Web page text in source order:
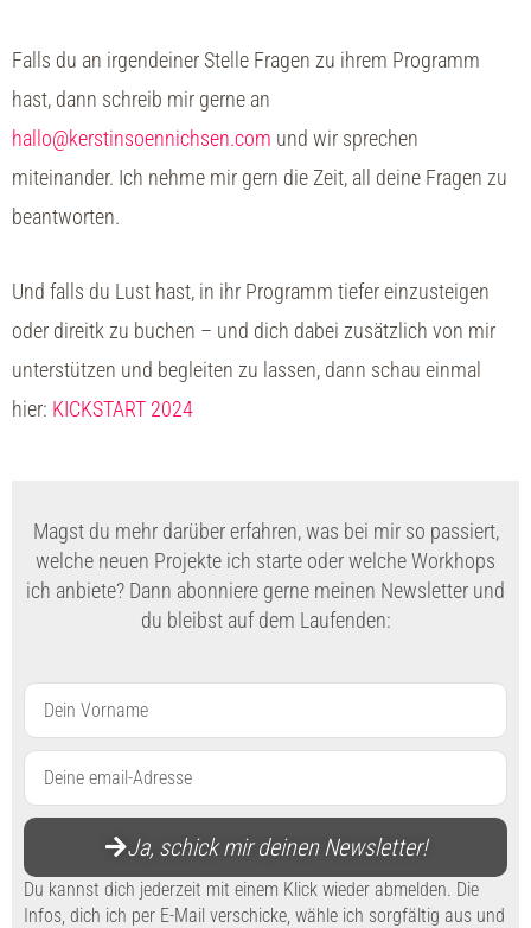
Falls du an irgendeiner Stelle Fragen zu ihrem Programm
hast, dann schreib mir gerne an
hallo@kerstinsoennichsen.com und wir sprechen
miteinander. Ich nehme mir gern die Zeit, all deine Fragen zu
beantworten.
Und falls du Lust hast, in ihr Programm tiefer einzusteigen
oder direitk zu buchen – und dich dabei zusätzlich von mir
unterstützen und begleiten zu lassen, dann schau einmal
hier: KICKSTART 2024
Magst du mehr darüber erfahren, was bei mir so passiert,
welche neuen Projekte ich starte oder welche Workhops
ich anbiete? Dann abonniere gerne meinen Newsletter und
du bleibst auf dem Laufenden:
Vorname
Email
Ja, schick mir deinen Newsletter!
Du kannst dich jederzeit mit einem Klick wieder abmelden. Die
Infos, dich ich per E-Mail verschicke, wähle ich sorgfältig aus und